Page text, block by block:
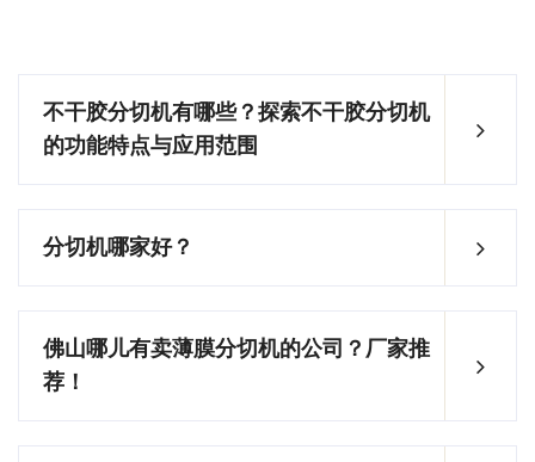
不干胶分切机有哪些？探索不干胶分切机
的功能特点与应用范围
分切机哪家好？
佛山哪儿有卖薄膜分切机的公司？厂家推
荐！